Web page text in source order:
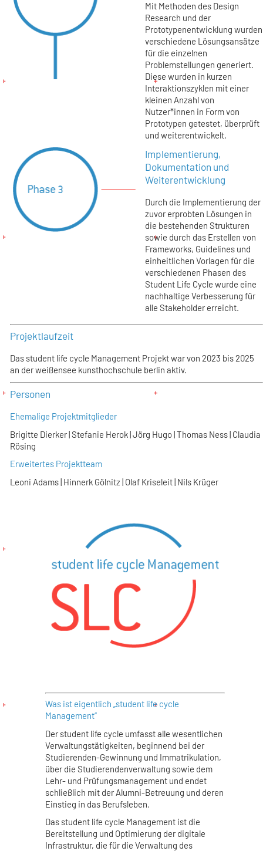
Mit Methoden des Design
Research und der
Prototypenentwicklung wurden
verschiedene Lösungsansätze
für die einzelnen
Problemstellungen generiert.
Diese wurden in kurzen
Interaktionszyklen mit einer
kleinen Anzahl von
Nutzer*innen in Form von
Prototypen getestet, überprüft
und weiterentwickelt.
Implementierung,
Dokumentation und
Weiterentwicklung
Durch die Implementierung der
zuvor erprobten Lösungen in
die bestehenden Strukturen
sowie durch das Erstellen von
Frameworks, Guidelines und
einheitlichen Vorlagen für die
verschiedenen Phasen des
Student Life Cycle wurde eine
nachhaltige Verbesserung für
alle Stakeholder erreicht.
Projektlaufzeit
Das student life cycle Management Projekt war von 2023 bis 2025
an der weißensee kunsthochschule berlin aktiv.
Personen
Ehemalige Projektmitglieder
Brigitte Dierker | Stefanie Herok | Jörg Hugo | Thomas Ness | Claudia
Rösing
Erweitertes Projektteam
Leoni Adams | Hinnerk Gölnitz | Olaf Kriseleit | Nils Krüger
Was ist eigentlich „student life cycle
Management“
Der student life cycle umfasst alle wesentlichen
Verwaltungstätigkeiten, beginnend bei der
Studierenden-Gewinnung und Immatrikulation,
über die Studierendenverwaltung sowie dem
Lehr- und Prüfungsmanagement und endet
schließlich mit der Alumni-Betreuung und deren
Einstieg in das Berufsleben.
Das student life cycle Management ist die
Bereitstellung und Optimierung der digitale
Infrastruktur, die für die Verwaltung des